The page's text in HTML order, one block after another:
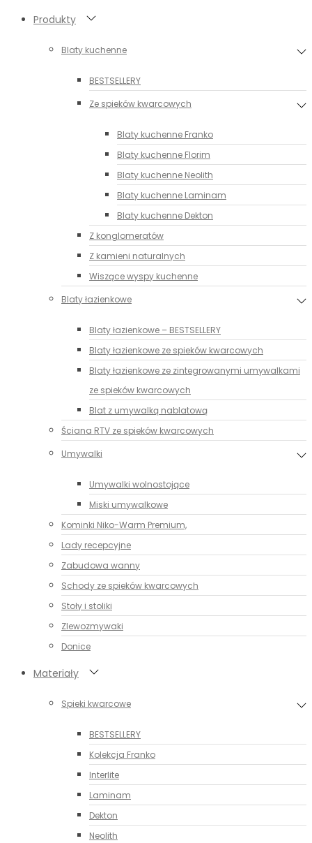
Produkty
Blaty kuchenne
BESTSELLERY
Ze spieków kwarcowych
Blaty kuchenne Franko
Blaty kuchenne Florim
Blaty kuchenne Neolith
Blaty kuchenne Laminam
Blaty kuchenne Dekton
Z konglomeratów
Z kamieni naturalnych
Wiszące wyspy kuchenne
Blaty łazienkowe
Blaty łazienkowe – BESTSELLERY
Blaty łazienkowe ze spieków kwarcowych
Blaty łazienkowe ze zintegrowanymi umywalkami
ze spieków kwarcowych
Blat z umywalką nablatową
Ściana RTV ze spieków kwarcowych
Umywalki
Umywalki wolnostojące
Miski umywalkowe
Kominki Niko-Warm Premium,
Lady recepcyjne
Zabudowa wanny
Schody ze spieków kwarcowych
Stoły i stoliki
Zlewozmywaki
Donice
Materiały
Spieki kwarcowe
BESTSELLERY
Kolekcja Franko
Interlite
Laminam
Dekton
Neolith